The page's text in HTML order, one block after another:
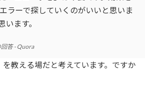
ラーで探していくのがいいと思いま
ます。
答 - Quora
教える場だと考えています。ですか